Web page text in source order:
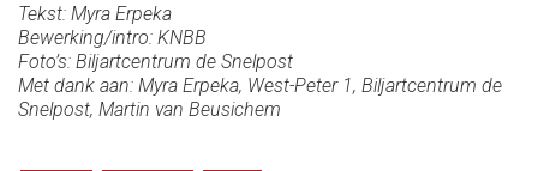
Tekst: Myra Erpeka
Bewerking/intro: KNBB
Foto’s: Biljartcentrum de Snelpost
Met dank aan: Myra Erpeka, West-Peter 1, Biljartcentrum de
Snelpost, Martin van Beusichem